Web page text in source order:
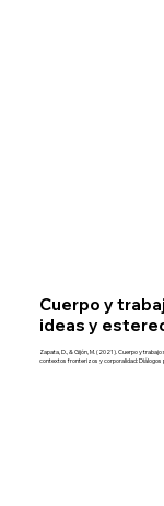
Cuerpo y
ideas y
Zapata, D., & Gijón, M. (2021). Cuerpo y
contextos fronterizos y corporalidad: Diálogos